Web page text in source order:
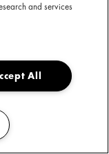
and services
All